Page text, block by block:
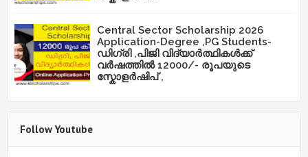
Central Sector Scholarship 2026
Application-Degree ,PG Students-
ഡിഗ്രി ,പിജി വിദ്യാർത്ഥികൾക്ക്
വർഷത്തിൽ 12000/- രൂപയുടെ
സ്കോളർഷിപ് ,
Follow Youtube